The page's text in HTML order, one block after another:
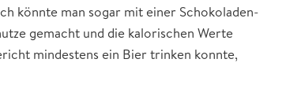
könnte man sogar mit einer Schokoladen-
gemacht und die kalorischen Werte
mindestens ein Bier trinken konnte,